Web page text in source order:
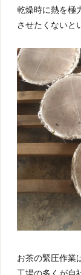
乾燥時に熱を極
させたくないと
お茶の緊圧作業